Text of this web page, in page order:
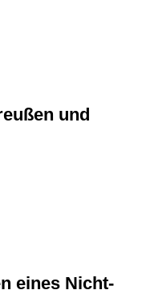
und
eines Nicht-